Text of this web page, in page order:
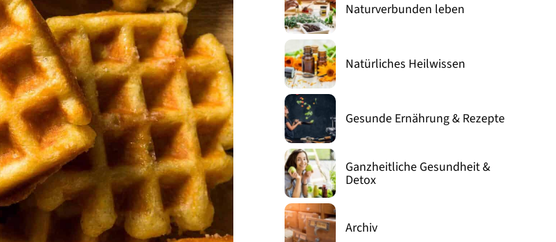
Naturverbunden leben
Natürliches Heilwissen
Gesunde Ernährung & Rezepte
Ganzheitliche Gesundheit &
Detox
Archiv